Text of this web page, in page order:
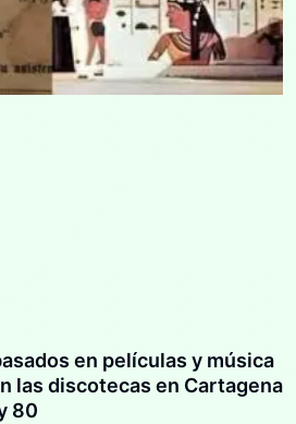
en películas y música
las discotecas en Cartagena
80